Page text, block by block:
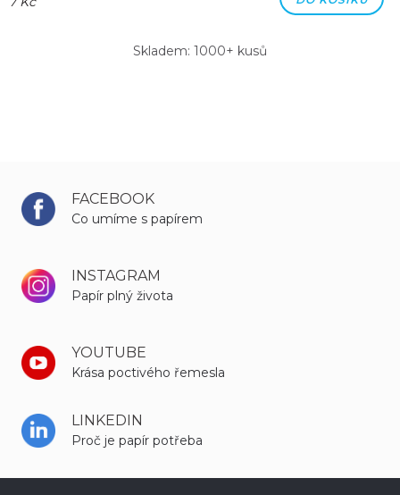
Skladem: 1000+ kusů
FACEBOOK
Co umíme s papírem
INSTAGRAM
Papír plný života
YOUTUBE
Krása poctivého řemesla
LINKEDIN
Proč je papír potřeba